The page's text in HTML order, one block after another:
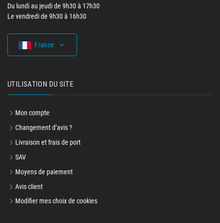
Du lundi au jeudi de 9h30 à 17h30
Le vendredi de 9h30 à 16h30
France
UTILISATION DU SITE
Mon compte
Changement d’avis ?
Livraison et frais de port
SAV
Moyens de paiement
Avis client
Modifier mes choix de cookies